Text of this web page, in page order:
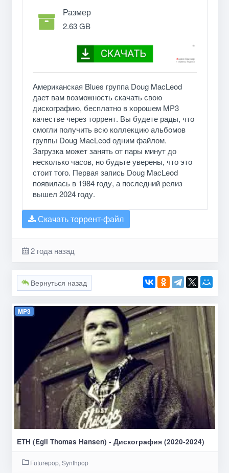
Размер
2.63 GB
Американская Blues группа Doug MacLeod
дает вам возможность скачать свою
дискографию, бесплатно в хорошем MP3
качестве через торрент. Вы будете рады, что
смогли получить всю коллекцию альбомов
группы Doug MacLeod одним файлом.
Загрузка может занять от пары минут до
несколько часов, но будьте уверены, что это
стоит того. Первая запись Doug MacLeod
появилась в 1984 году, а последний релиз
вышел 2024 году.
Скачать торрент-файл
2 года назад
Вернуться назад
MP3
ETH (Egil Thomas Hansen) - Дискография (2020-2024)
Futurepop, Synthpop